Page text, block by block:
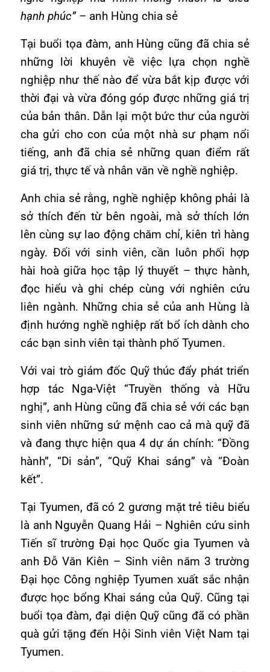
hạnh phúc” – anh Hùng chia sẻ
Tại buổi tọa đàm, anh Hùng cũng đã chia sẻ
những lời khuyên về việc lựa chọn nghề
nghiệp như thế nào để vừa bắt kịp được với
thời đại và vừa đóng góp được những giá trị
của bản thân. Dẫn lại một bức thư của người
cha gửi cho con của một nhà sư phạm nổi
tiếng, anh đã chia sẻ những quan điểm rất
giá trị, thực tế và nhân văn về nghề nghiệp.
Anh chia sẻ rằng, nghề nghiệp không phải là
sở thích đến từ bên ngoài, mà sở thích lớn
lên cùng sự lao động chăm chỉ, kiên trì hàng
ngày. Đối với sinh viên, cần luôn phối hợp
hài hoà giữa học tập lý thuyết – thực hành,
đọc hiểu và ghi chép cùng với nghiên cứu
liên ngành. Những chia sẻ của anh Hùng là
định hướng nghề nghiệp rất bổ ích dành cho
các bạn sinh viên tại thành phố Tyumen.
Với vai trò giám đốc Quỹ thúc đẩy phát triển
hợp tác Nga-Việt “Truyền thống và Hữu
nghị”, anh Hùng cũng đã chia sẻ với các bạn
sinh viên những sứ mệnh cao cả mà quỹ đã
và đang thực hiện qua 4 dự án chính: “Đồng
hành”, “Di sản”, “Quỹ Khai sáng” và “Đoàn
kết”.
Tại Tyumen, đã có 2 gương mặt trẻ tiêu biểu
là anh Nguyễn Quang Hải – Nghiên cứu sinh
Tiến sĩ trường Đại học Quốc gia Tyumen và
anh Đỗ Văn Kiên – Sinh viên năm 3 trường
Đại học Công nghiệp Tyumen xuất sắc nhận
được học bổng Khai sáng của Quỹ. Cũng tại
buổi tọa đàm, đại diện Quỹ cũng đã có phần
quà gửi tặng đến Hội Sinh viên Việt Nam tại
Tyumen.